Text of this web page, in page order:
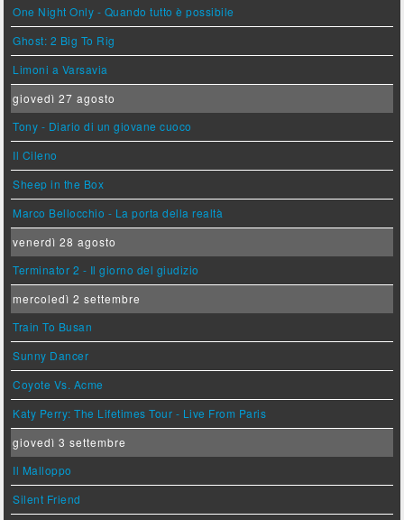
One Night Only - Quando tutto è possibile
Ghost: 2 Big To Rig
Limoni a Varsavia
giovedì 27 agosto
Tony - Diario di un giovane cuoco
Il Cileno
Sheep in the Box
Marco Bellocchio - La porta della realtà
venerdì 28 agosto
Terminator 2 - Il giorno del giudizio
mercoledì 2 settembre
Train To Busan
Sunny Dancer
Coyote Vs. Acme
Katy Perry: The Lifetimes Tour - Live From Paris
giovedì 3 settembre
Il Malloppo
Silent Friend